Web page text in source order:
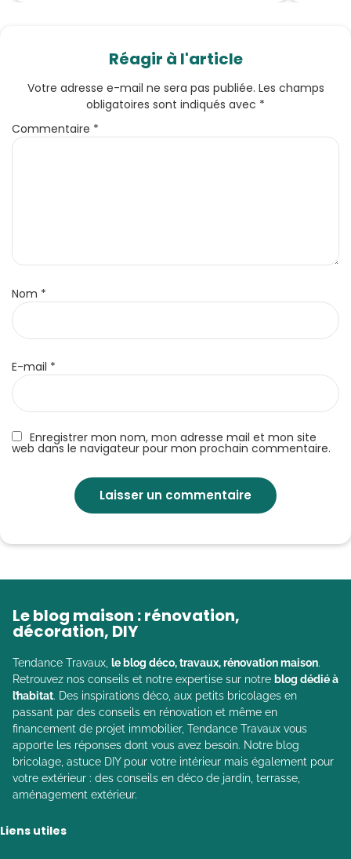
Réagir à l'article
Enregistrer mon nom, mon adresse mail et mon site
web dans le navigateur pour mon prochain commentaire.
Votre adresse e-mail ne sera pas publiée. Les champs
obligatoires sont indiqués avec *
Commentaire *
Nom *
E-mail *
Le blog maison : rénovation,
décoration, DIY
Tendance Travaux, le blog déco, travaux, rénovation maison.
Retrouvez nos conseils et notre expertise sur notre blog dédié à
l’habitat. Des inspirations déco, aux petits bricolages en
passant par des conseils en rénovation et même en
financement de projet immobilier, Tendance Travaux vous
apporte les réponses dont vous avez besoin. Notre blog
bricolage, astuce DIY pour votre intérieur mais également pour
votre extérieur : des conseils en déco de jardin, terrasse,
aménagement extérieur.
Liens utiles